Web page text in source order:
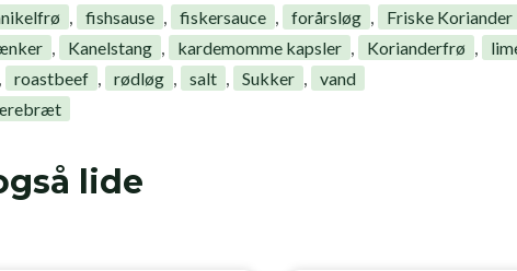
, fishsause , fiskersauce , forårsløg , Friske Koriander
, Kanelstang , kardemomme kapsler , Korianderfrø ,
, roastbeef , rødløg , salt , Sukker , vand
lide